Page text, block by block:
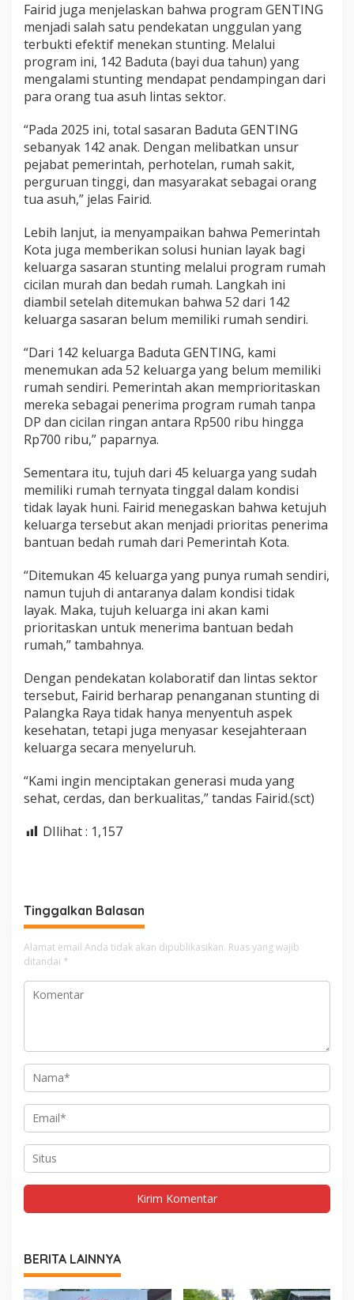
Fairid juga menjelaskan bahwa program GENTING
menjadi salah satu pendekatan unggulan yang
terbukti efektif menekan stunting. Melalui
program ini, 142 Baduta (bayi dua tahun) yang
mengalami stunting mendapat pendampingan dari
para orang tua asuh lintas sektor.
“Pada 2025 ini, total sasaran Baduta GENTING
sebanyak 142 anak. Dengan melibatkan unsur
pejabat pemerintah, perhotelan, rumah sakit,
perguruan tinggi, dan masyarakat sebagai orang
tua asuh,” jelas Fairid.
Lebih lanjut, ia menyampaikan bahwa Pemerintah
Kota juga memberikan solusi hunian layak bagi
keluarga sasaran stunting melalui program rumah
cicilan murah dan bedah rumah. Langkah ini
diambil setelah ditemukan bahwa 52 dari 142
keluarga sasaran belum memiliki rumah sendiri.
“Dari 142 keluarga Baduta GENTING, kami
menemukan ada 52 keluarga yang belum memiliki
rumah sendiri. Pemerintah akan memprioritaskan
mereka sebagai penerima program rumah tanpa
DP dan cicilan ringan antara Rp500 ribu hingga
Rp700 ribu,” paparnya.
Sementara itu, tujuh dari 45 keluarga yang sudah
memiliki rumah ternyata tinggal dalam kondisi
tidak layak huni. Fairid menegaskan bahwa ketujuh
keluarga tersebut akan menjadi prioritas penerima
bantuan bedah rumah dari Pemerintah Kota.
“Ditemukan 45 keluarga yang punya rumah sendiri,
namun tujuh di antaranya dalam kondisi tidak
layak. Maka, tujuh keluarga ini akan kami
prioritaskan untuk menerima bantuan bedah
rumah,” tambahnya.
Dengan pendekatan kolaboratif dan lintas sektor
tersebut, Fairid berharap penanganan stunting di
Palangka Raya tidak hanya menyentuh aspek
kesehatan, tetapi juga menyasar kesejahteraan
keluarga secara menyeluruh.
“Kami ingin menciptakan generasi muda yang
sehat, cerdas, dan berkualitas,” tandas Fairid.(sct)
DIlihat : 1,157
Tinggalkan Balasan
Alamat email Anda tidak akan dipublikasikan. Ruas yang wajib
ditandai *
BERITA LAINNYA